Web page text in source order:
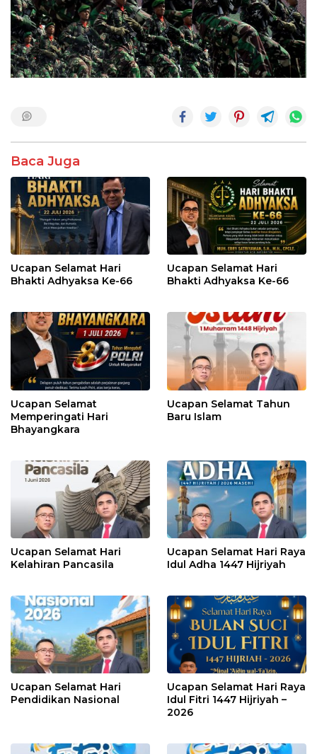
Baca Juga
Ucapan Selamat Hari
Bhakti Adhyaksa Ke-66
Ucapan Selamat Hari
Bhakti Adhyaksa Ke-66
Ucapan Selamat
Memperingati Hari
Bhayangkara
Ucapan Selamat Tahun
Baru Islam
Ucapan Selamat Hari
Kelahiran Pancasila
Ucapan Selamat Hari Raya
Idul Adha 1447 Hijriyah
Ucapan Selamat Hari
Pendidikan Nasional
Ucapan Selamat Hari Raya
Idul Fitri 1447 Hijriyah –
2026